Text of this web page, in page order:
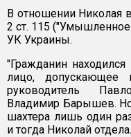
В отношении Николая
2 ст. 115 ("Умышленное
УК Украины.
"Гражданин
лицо, допускающее
руководитель
Владимир Барышев.
шахтера лишь один
и тогда Николай